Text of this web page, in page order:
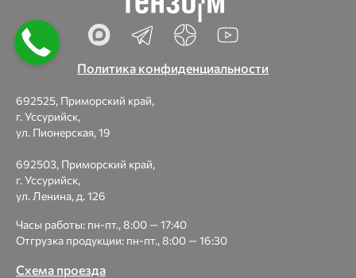
Политика конфиденциальности
692525, Приморский край,
г. Уссурийск,
ул. Пионерская, 19
692503, Приморский край,
г. Уссурийск,
ул. Ленина, д. 126
Часы работы: пн-пт., 8:00 — 17:40
Отгрузка продукции: пн-пт., 8:00 — 16:30
Схема проезда